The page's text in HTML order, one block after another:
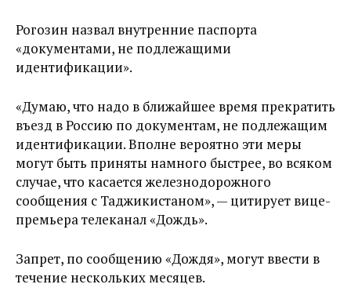
Рогозин назвал внутренние паспорта
«документами, не подлежащими
идентификации».
«Думаю, что надо в ближайшее время прекратить
въезд в Россию по документам, не подлежащим
идентификации. Вполне вероятно эти меры
могут быть приняты намного быстрее, во всяком
случае, что касается железнодорожного
сообщения с Таджикистаном», — цитирует вице-
премьера телеканал «Дождь».
Запрет, по сообщению «Дождя», могут ввести в
течение нескольких месяцев.